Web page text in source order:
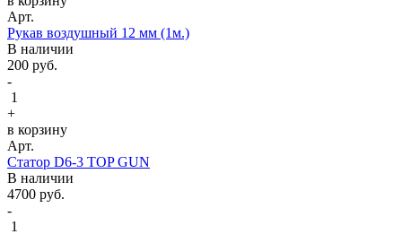
Арт.
Рукав воздушный 12 мм (1м.)
В наличии
200 руб.
-
1
+
в корзину
Арт.
Статор D6-3 TOP GUN
В наличии
4700 руб.
-
1